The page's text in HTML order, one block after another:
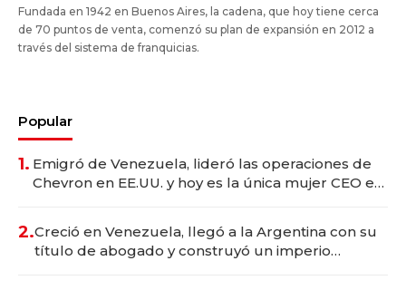
Fundada en 1942 en Buenos Aires, la cadena, que hoy tiene cerca
de 70 puntos de venta, comenzó su plan de expansión en 2012 a
través del sistema de franquicias.
Popular
1. Emigró de Venezuela, lideró las operaciones de
Chevron en EE.UU. y hoy es la única mujer CEO en
2.Creció en Venezuela, llegó a la Argentina con su
título de abogado y construyó un imperio